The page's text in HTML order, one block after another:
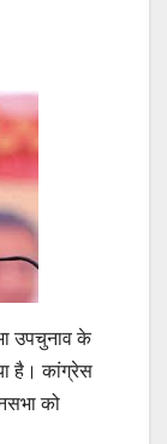
उपचुनाव के
है। कांग्रेस
को